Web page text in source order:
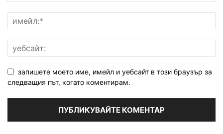
запишете моето име, имейл и уебсайт в този браузър за
следващия път, когато коментирам.